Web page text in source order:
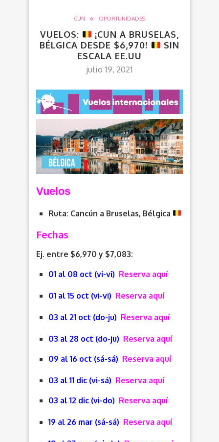
CUN OPORTUNIDADES
VUELOS:
¡CUN A BRUSELAS,
BÉLGICA DESDE $6,970!
SIN
ESCALA EE.UU
julio 19, 2021
Vuelos
Ruta: Cancún a Bruselas, Bélgica
Fechas
Ej. entre $6,970 y $7,083:
01 al 08 oct (vi-vi) Reserva aquí
01 al 15 oct (vi-vi) Reserva aquí
03 al 21 oct (do-ju) Reserva aquí
03 al 28 oct (do-ju) Reserva aquí
09 al 16 oct (sá-sá) Reserva aquí
03 al 11 dic (vi-sá) Reserva aquí
03 al 12 dic (vi-do) Reserva aquí
19 al 26 mar (sá-sá) Reserva aquí